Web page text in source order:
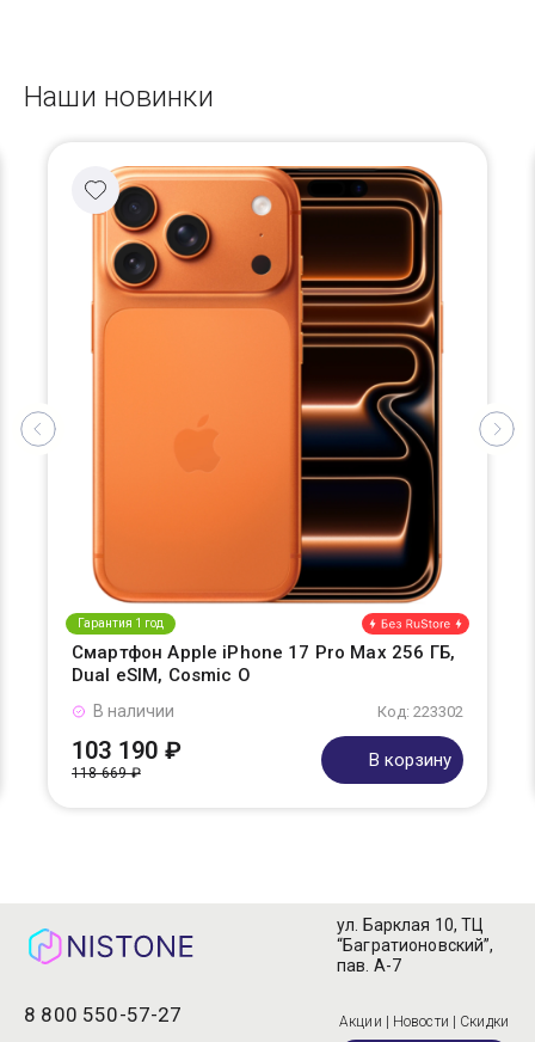
Наши новинки
Гарантия 1 год
Смартфон Apple iPhone 17 Pro Max 256 ГБ,
Dual eSIM, Cosmic O
Код: 223302
В наличии
103 190 ₽
118 669 ₽
В корзину
8 800 550-57-27
ул. Барклая 10, ТЦ
“Багратионовский”,
пав. А-7
Акции | Новости | Скидки